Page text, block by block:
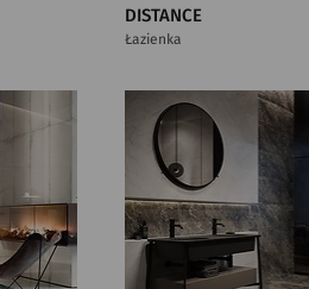
DISTANCE
Łazienka